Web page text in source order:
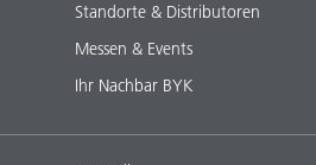
Standorte & Distributoren
Messen & Events
Ihr Nachbar BYK